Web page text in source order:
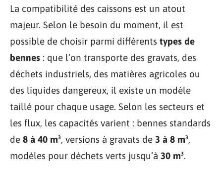
La compatibilité des caissons est un atout
majeur. Selon le besoin du moment, il est
possible de choisir parmi différents types de
bennes : que l’on transporte des gravats, des
déchets industriels, des matières agricoles ou
des liquides dangereux, il existe un modèle
taillé pour chaque usage. Selon les secteurs et
les flux, les capacités varient : bennes standards
de 8 à 40 m³, versions à gravats de 3 à 8 m³,
modèles pour déchets verts jusqu’à 30 m³.